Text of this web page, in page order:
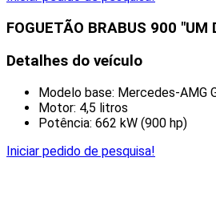
FOGUETÃO BRABUS 900 "UM
Detalhes do veículo
Modelo base: Mercedes-AMG
Motor: 4,5 litros
Potência: 662 kW (900 hp)
Iniciar pedido de pesquisa!